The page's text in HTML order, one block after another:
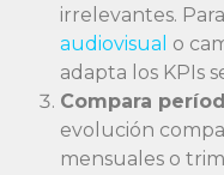
irrelevantes.
audiovisual o
adapta los KPIs
Compara
evolución
mensuales o